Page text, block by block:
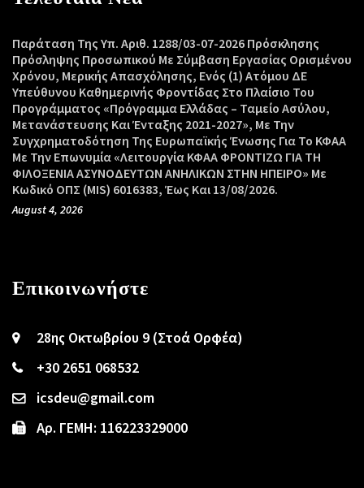
Παράταση Της Υπ. Αριθ. 1288/03-07-2026 Πρόσκλησης
Πρόσληψης Προσωπικού Με Σύμβαση Εργασίας Ορισμένου
Χρόνου, Μερικής Απασχόλησης, Ενός (1) Ατόμου ΔΕ
Υπεύθυνου Καθημερινής Φροντίδας Στο Πλαίσιο Του
Προγράμματος «Πρόγραμμα Ελλάδας – Ταμείο Ασύλου,
Μετανάστευσης Και Ένταξης 2021-2027», Με Την
Συγχρηματοδότηση Της Ευρωπαϊκής Ένωσης Για Το ΚΦΑΑ
Με Την Επωνυμία «Λειτουργία ΚΦΑΑ ΦΡΟΝΤΙΖΩ ΓΙΑ ΤΗ
ΦΙΛΟΞΕΝΙΑ ΑΣΥΝΟΔΕΥΤΩΝ ΑΝΗΛΙΚΩΝ ΣΤΗΝ ΗΠΕΙΡΟ» Με
Κωδικό ΟΠΣ (MIS) 6016383, Έως Και 13/08/2026.
August 4, 2026
Επικοινωνήστε
28ης Οκτωβρίου 9 (Στοά Ορφέα)
+30 2651 068532
icsdeu@gmail.com
Αρ. ΓΕΜΗ: 116223329000